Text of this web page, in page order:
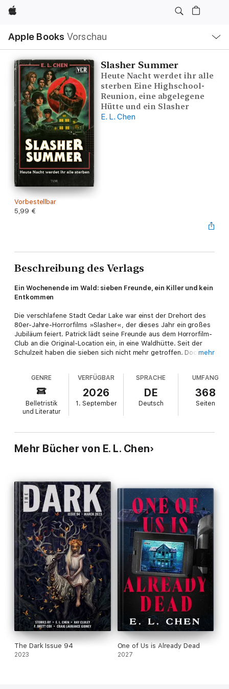
Apple
Apple Books Vorschau
Navigation
Menü
öffnen
Slasher Summer
Heute Nacht werdet ihr alle
sterben Eine Highschool-
Reunion, eine abgelegene
Hütte und ein Slasher
E. L. Chen
Vorbestellbar
5,99 €
Beschreibung des Verlags
Ein Wochenende im Wald: sieben Freunde, ein Killer und kein
Entkommen
Die verschlafene Stadt Cedar Lake war einst der Drehort des
80er-Jahre-Horrorfilms »Slasher«, der dieses Jahr ein großes
Jubiläum feiert. Patrick lädt seine Freunde aus dem Horrorfilm-
Club an die Original-Location ein, in eine Waldhütte. Seit der
Schulzeit haben die sieben sich nicht mehr getroffen. Doch als
zersticht ihre Reifen, kappt die Telefonleitung – und beginnt
eine gnadenlose Jagd auf sie. Versucht jemand, ihr Slasher-
Erlebnis so echt wie möglich zu gestalten? Eines ist sicher:
Dieses Wochenende werden sie nie vergessen – falls sie es
hat sie eine Axt dabei – der USA-Today-Bestseller
mehr
GENRE
Belletristik
und Literatur
VERFÜGBAR
2026
1. September
SPRACHE
DE
Deutsch
UMFANG
368
Seiten
Mehr Bücher von E. L. Chen
The Dark Issue 94
2023
One of Us is Already Dead
2027